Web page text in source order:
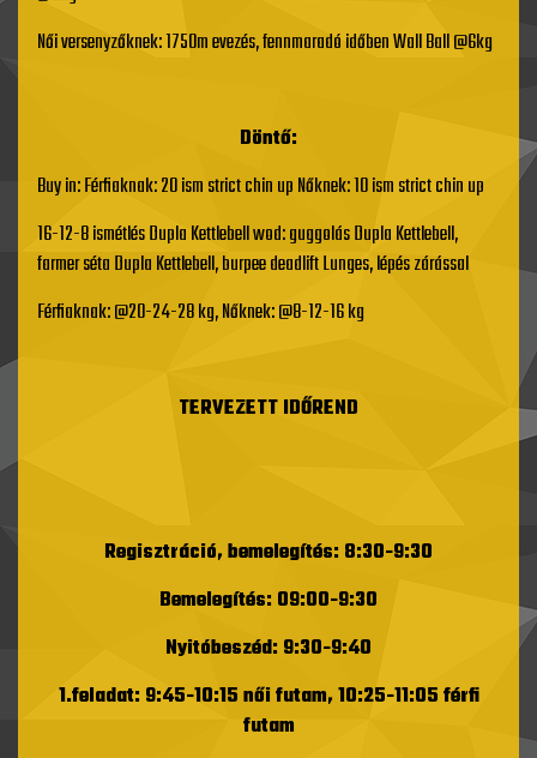
Női versenyzőknek: 1750m evezés, fennmaradó időben Wall Ball @6kg
Döntő:
Buy in: Férfiaknak: 20 ism strict chin up Nőknek: 10 ism strict chin up
16-12-8 ismétlés Dupla Kettlebell wod: guggolás Dupla Kettlebell,
farmer séta Dupla Kettlebell, burpee deadlift Lunges, lépés zárással
Férfiaknak: @20-24-28 kg, Nőknek: @8-12-16 kg
TERVEZETT IDŐREND
Regisztráció, bemelegítés: 8:30-9:30
Bemelegítés: 09:00-9:30
Nyitóbeszéd: 9:30-9:40
1.feladat: 9:45-10:15 női futam, 10:25-11:05 férfi
futam